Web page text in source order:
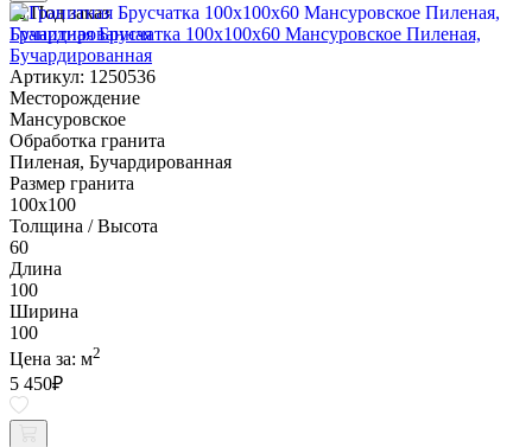
Под заказ
Гранитная Брусчатка 100х100x60 Мансуровское Пиленая,
Бучардированная
Артикул: 1250536
Месторождение
Мансуровское
Обработка гранита
Пиленая, Бучардированная
Размер гранита
100х100
Толщина / Высота
60
Длина
100
Ширина
100
Цена за: м2
5 450₽